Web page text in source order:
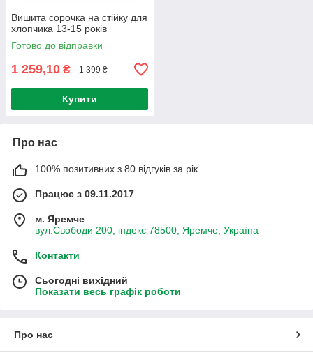
Вишита сорочка на стійку для
хлопчика 13-15 років
Готово до відправки
1 259,10 ₴ 1 399 ₴
Купити
Про нас
100% позитивних з 80 відгуків за рік
Працює з 09.11.2017
м. Яремче
вул.Свободи 200, індекс 78500, Яремче, Україна
Контакти
Сьогодні вихідний
Показати весь графік роботи
Про нас